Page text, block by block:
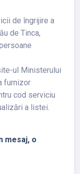
de îngrijire a
de Tinca,
ul Ministerului
furnizor
cod serviciu
a listei.
mesaj, o